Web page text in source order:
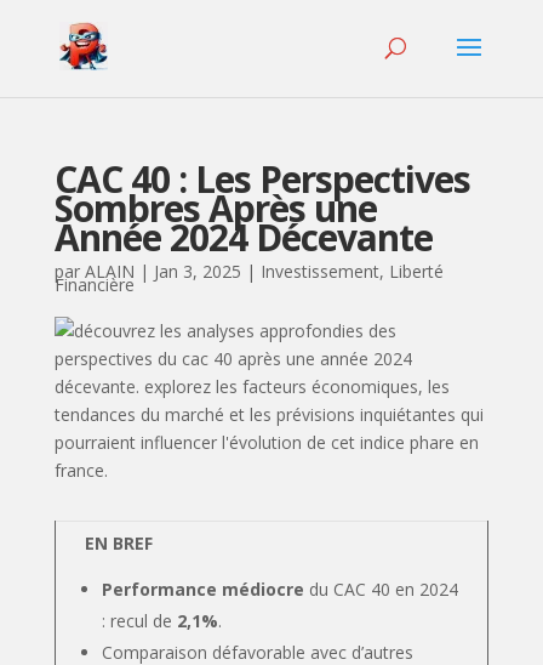
CAC 40 : Les Perspectives
Sombres Après une
Année 2024 Décevante
par ALAIN | Jan 3, 2025 | Investissement, Liberté
Financière
EN BREF
Performance médiocre du CAC 40 en 2024
: recul de 2,1%.
Comparaison défavorable avec d’autres